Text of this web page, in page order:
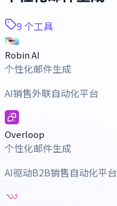
9 个工具
Robin AI
个性化邮件生成
AI销售外联自动化平台
Overloop
个性化邮件生成
AI驱动B2B销售自动化平台